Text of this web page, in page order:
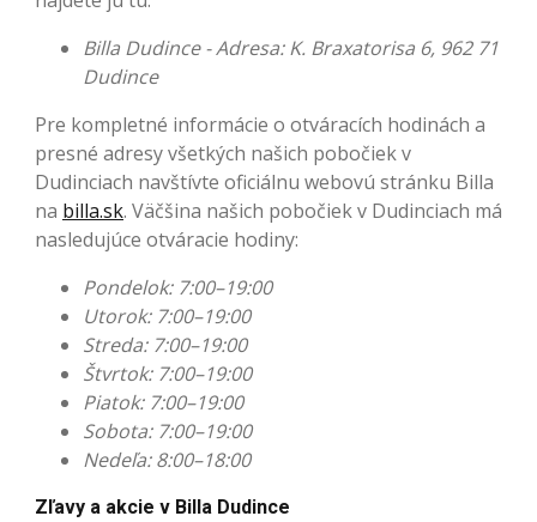
Billa Dudince - Adresa: K. Braxatorisa 6, 962 71
Dudince
Pre kompletné informácie o otváracích hodinách a
presné adresy všetkých našich pobočiek v
Dudinciach navštívte oficiálnu webovú stránku Billa
na billa.sk. Väčšina našich pobočiek v Dudinciach má
nasledujúce otváracie hodiny:
Pondelok: 7:00–19:00
Utorok: 7:00–19:00
Streda: 7:00–19:00
Štvrtok: 7:00–19:00
Piatok: 7:00–19:00
Sobota: 7:00–19:00
Nedeľa: 8:00–18:00
Zľavy a akcie v Billa Dudince